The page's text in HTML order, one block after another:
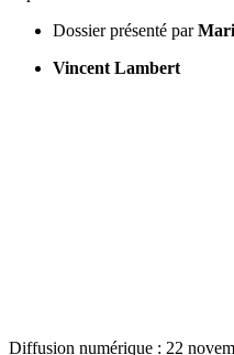
Dossier présenté par
Vincent Lambert
Diffusion numérique : 22